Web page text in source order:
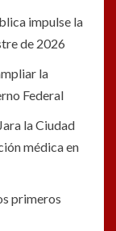
impulse la
de 2026
la
Federal
la Ciudad
médica en
primeros